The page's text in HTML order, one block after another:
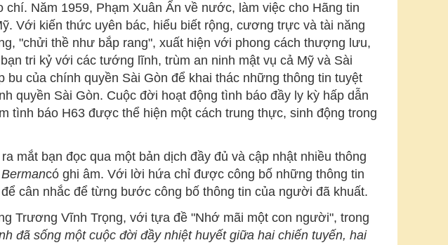
Năm 1959, Phạm Xuân Ẩn về nước, làm việc cho Hãng tin
Với kiến thức uyên bác, hiểu biết rộng, cương trực và tài năng
"chửi thề như bắp rang", xuất hiện với phong cách thượng lưu,
tri kỷ với các tướng lĩnh, trùm an ninh mật vụ cả Mỹ và Sài
của chính quyền Sài Gòn để khai thác những thông tin tuyệt
quyền Sài Gòn. Cuộc đời hoạt động tình báo đầy ly kỳ hấp dẫn
tình báo H63 được thể hiện một cách trung thực, sinh động trong
mắt bạn đọc qua một bản dịch đầy đủ và cập nhật nhiều thông
có ghi âm. Với lời hứa chỉ được công bố những thông tin
cân nhắc để từng bước công bố thông tin của người đã khuất.
Trương Vĩnh Trọng, với tựa đề "Nhớ mãi một con người", trong
đã sống một cuộc đời đầy nhiệt huyết giữa hai chiến tuyến, hai